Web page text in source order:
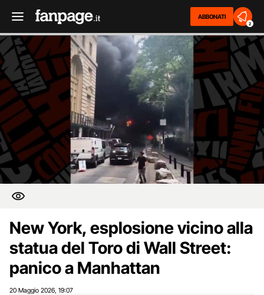
ABBONATI
2
New York, esplosione vicino alla
statua del Toro di Wall Street:
panico a Manhattan
20 Maggio 2026 19:07